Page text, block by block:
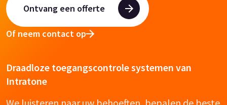
Ontvang een offerte
Of neem contact op
Draadloze toegangscontrole systemen van
Intratone